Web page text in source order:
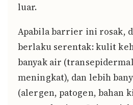
luar.
Apabila barrier ini rosak,
berlaku serentak: kulit
banyak air
meningkat), dan lebih
(alergen, patogen, bahan